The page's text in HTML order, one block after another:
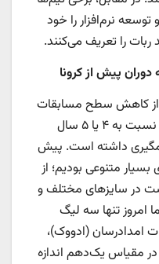
نرم‌افزار را خود
را تعریف می‌کنند.
پیش از کرونا
از کاهش سطح مسابقات
در سال‌های اخیر اظهار کرد: واقعاً نسبت به ۴ یا ۵ سال
داشته است. پیش
بسیار متنوعی بودیم؛ از
در سایزهای مختلف و
امروز تنها سه لیگ
امدادرسان (ادووک)،
در مقیاس یک‌دهم اندازه